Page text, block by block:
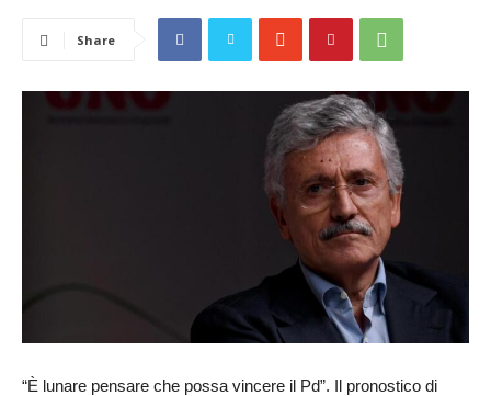
Share
“È lunare pensare che possa vincere il Pd”. Il pronostico di